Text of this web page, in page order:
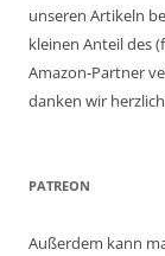
unseren Artikeln
kleinen Anteil des
Amazon-Partner
danken wir
PATREON
Außerdem kann